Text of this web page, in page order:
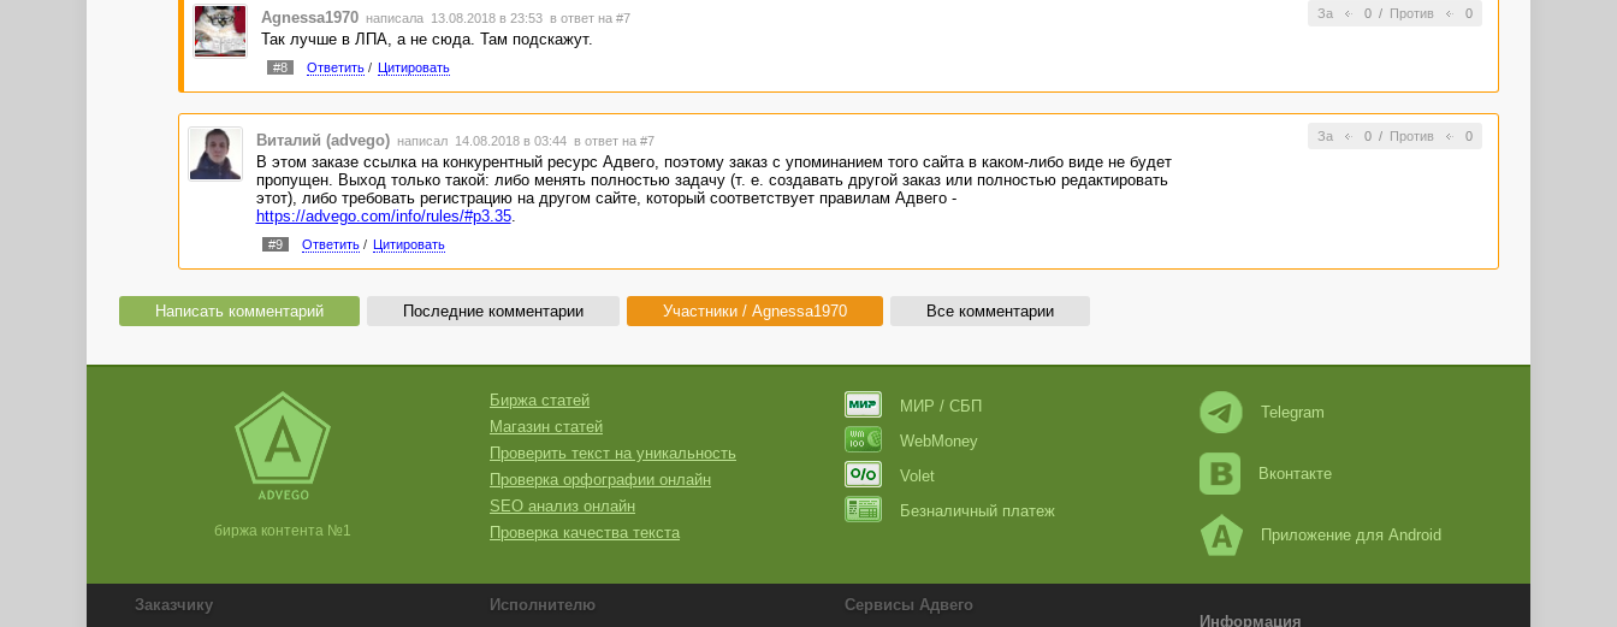
За 0/ Против 0
Agnessa1970 написала 13.08.2018 в 23:53 в ответ на #7
Так лучше в ЛПА, а не сюда. Там подскажут.
#8 Ответить/ Цитировать
За 0/ Против 0
Виталий (advego) написал 14.08.2018 в 03:44 в ответ на #7
В этом заказе ссылка на конкурентный ресурс Адвего, поэтому заказ с упоминанием того сайта в каком-либо виде не будет
пропущен. Выход только такой: либо менять полностью задачу (т. е. создавать другой заказ или полностью редактировать
этот), либо требовать регистрацию на другом сайте, который соответствует правилам Адвего -
https://advego.com/info/rules/#p3.35.
#9 Ответить/ Цитировать
Написать комментарий Последние комментарии Участники / Agnessa1970 Все комментарии
биржа контента №1
Биржа статей
Магазин статей
Проверить текст на уникальность
Проверка орфографии онлайн
SEO анализ онлайн
Проверка качества текста
МИР / СБП
WebMoney
Volet
Безналичный платеж
Telegram
Вконтакте
Приложение для Android
Заказчику Исполнителю Сервисы Адвего
Информация